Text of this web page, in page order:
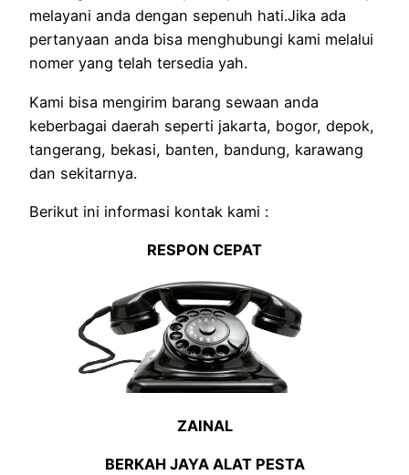
melayani anda dengan sepenuh hati.Jika ada
pertanyaan anda bisa menghubungi kami melalui
nomer yang telah tersedia yah.
Kami bisa mengirim barang sewaan anda
keberbagai daerah seperti jakarta, bogor, depok,
tangerang, bekasi, banten, bandung, karawang
dan sekitarnya.
Berikut ini informasi kontak kami :
RESPON CEPAT
ZAINAL
BERKAH JAYA ALAT PESTA